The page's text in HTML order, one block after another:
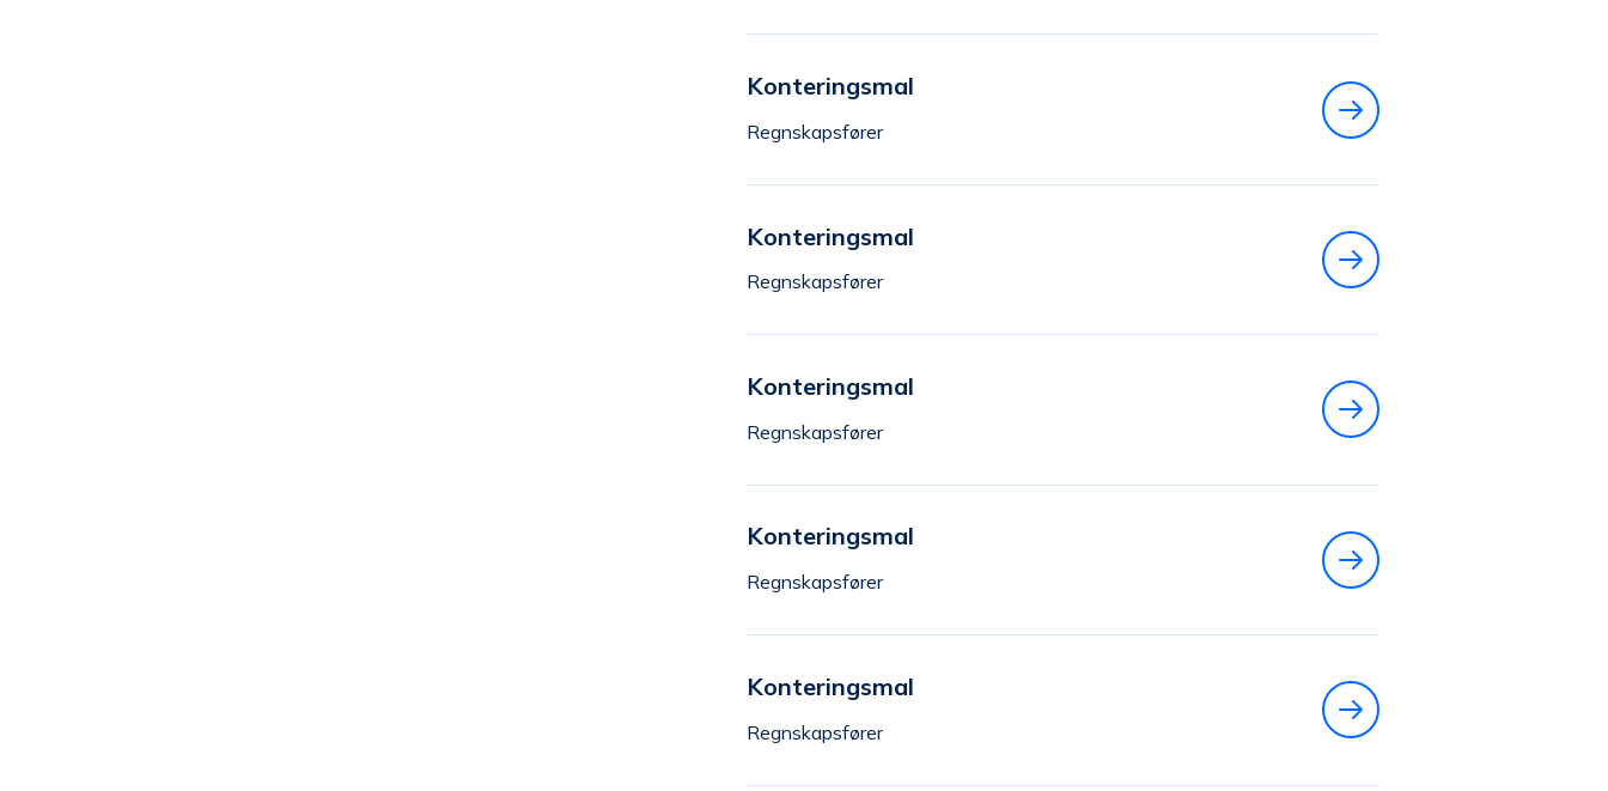
Konteringsmal
Regnskapsfører
Konteringsmal
Regnskapsfører
Konteringsmal
Regnskapsfører
Konteringsmal
Regnskapsfører
Konteringsmal
Regnskapsfører